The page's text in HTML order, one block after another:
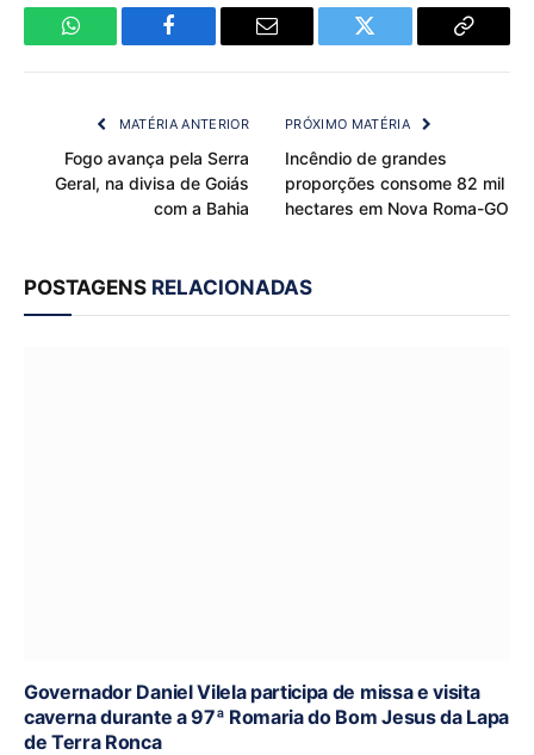
WhatsApp Facebook Email Twitter
Copy
MATÉRIA ANTERIOR
Fogo avança pela Serra
Geral, na divisa de Goiás
com a Bahia
PRÓXIMO MATÉRIA
Incêndio de grandes
proporções consome 82 mil
hectares em Nova Roma-GO
POSTAGENS RELACIONADAS
Governador Daniel Vilela participa de missa e visita
caverna durante a 97ª Romaria do Bom Jesus da Lapa
de Terra Ronca